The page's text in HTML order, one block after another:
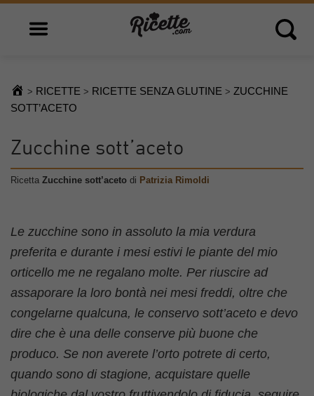
Open main menu Open
> RICETTE > RICETTE SENZA GLUTINE > ZUCCHINE
SOTT’ACETO
Zucchine sott’aceto
Ricetta Zucchine sott’aceto di Patrizia Rimoldi
Le zucchine sono in assoluto la mia verdura
preferita e durante i mesi estivi le piante del mio
orticello me ne regalano molte. Per riuscire ad
assaporare la loro bontà nei mesi freddi, oltre che
congelarne qualcuna, le conservo sott’aceto e devo
dire che è una delle conserve più buone che
produco. Se non averete l’orto potrete di certo,
quando sono di stagione, acquistare quelle